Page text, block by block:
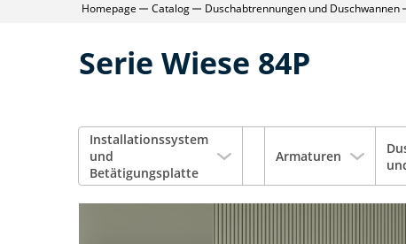
Homepage Catalog Duschabtrennungen und Duschwannen
Serie Wiese 84P
Installationssystem
und
Betätigungsplatte
Armaturen